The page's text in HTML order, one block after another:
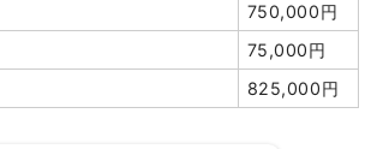
750,000円
75,000円
825,000円